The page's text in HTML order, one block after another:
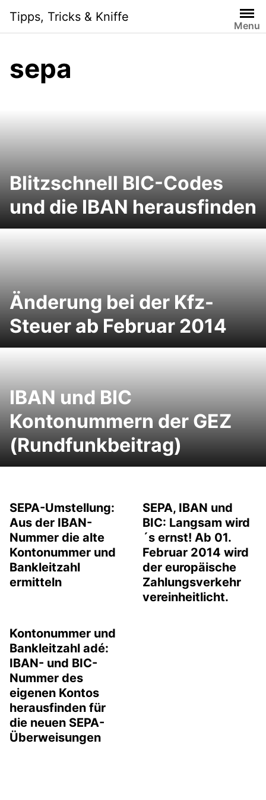
content
Tipps, Tricks & Kniffe
Menu
sepa
Blitzschnell BIC-Codes
und die IBAN herausfinden
Änderung bei der Kfz-
Steuer ab Februar 2014
IBAN und BIC
Kontonummern der GEZ
(Rundfunkbeitrag)
SEPA-Umstellung:
Aus der IBAN-
Nummer die alte
Kontonummer und
Bankleitzahl
ermitteln
SEPA, IBAN und
BIC: Langsam wird
´s ernst! Ab 01.
Februar 2014 wird
der europäische
Zahlungsverkehr
vereinheitlicht.
Kontonummer und
Bankleitzahl adé:
IBAN- und BIC-
Nummer des
eigenen Kontos
herausfinden für
die neuen SEPA-
Überweisungen